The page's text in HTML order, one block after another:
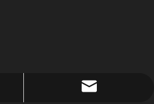
8873 0808